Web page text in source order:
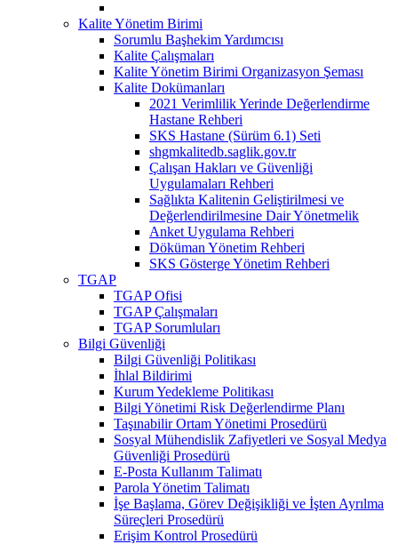
Kalite Yönetim Birimi
Sorumlu Başhekim Yardımcısı
Kalite Çalışmaları
Kalite Yönetim Birimi Organizasyon Şeması
Kalite Dokümanları
2021 Verimlilik Yerinde Değerlendirme
Hastane Rehberi
SKS Hastane (Sürüm 6.1) Seti
shgmkalitedb.saglik.gov.tr
Çalışan Hakları ve Güvenliği
Uygulamaları Rehberi
Sağlıkta Kalitenin Geliştirilmesi ve
Değerlendirilmesine Dair Yönetmelik
Anket Uygulama Rehberi
Döküman Yönetim Rehberi
SKS Gösterge Yönetim Rehberi
TGAP
TGAP Ofisi
TGAP Çalışmaları
TGAP Sorumluları
Bilgi Güvenliği
Bilgi Güvenliği Politikası
İhlal Bildirimi
Kurum Yedekleme Politikası
Bilgi Yönetimi Risk Değerlendirme Planı
Taşınabilir Ortam Yönetimi Prosedürü
Sosyal Mühendislik Zafiyetleri ve Sosyal Medya
Güvenliği Prosedürü
E-Posta Kullanım Talimatı
Parola Yönetim Talimatı
İşe Başlama, Görev Değişikliği ve İşten Ayrılma
Süreçleri Prosedürü
Erişim Kontrol Prosedürü